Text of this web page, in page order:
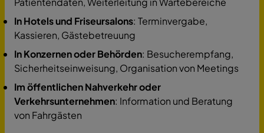
In Hotels und Friseursalons: Terminvergabe,
Kassieren, Gästebetreuung
In Konzernen oder Behörden: Besucherempfang,
Sicherheitseinweisung, Organisation von Meetings
Im öffentlichen Nahverkehr oder
Verkehrsunternehmen: Information und Beratung
von Fahrgästen